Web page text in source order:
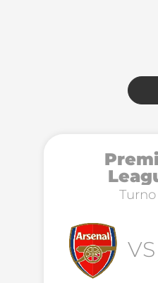
Turno
VS